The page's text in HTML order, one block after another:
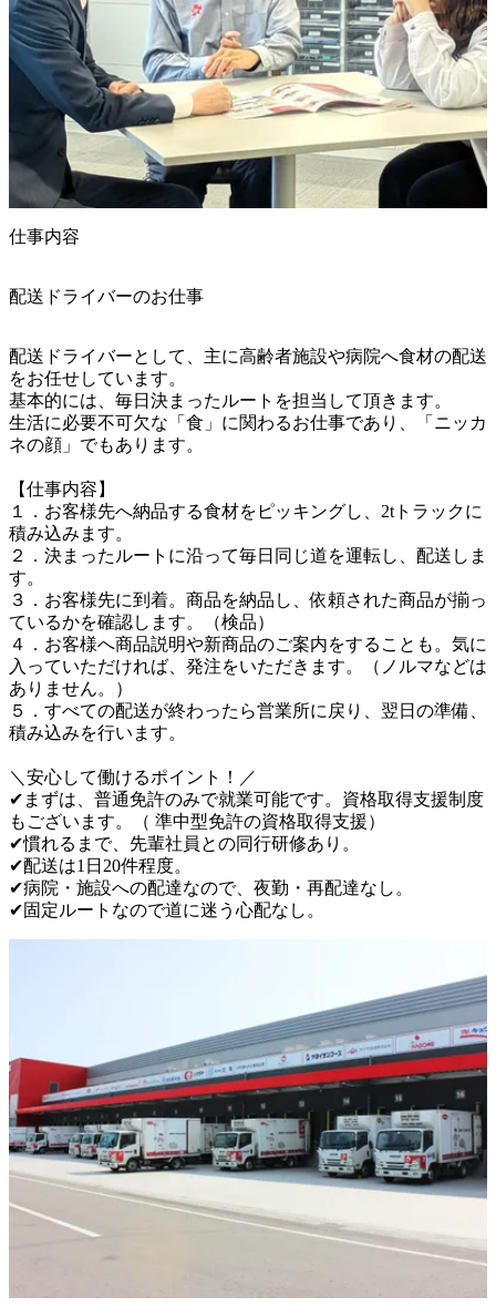
仕事内容
配送ドライバーのお仕事
配送ドライバーとして、主に高齢者施設や病院へ食材の配送
をお任せしています。
基本的には、毎日決まったルートを担当して頂きます。
生活に必要不可欠な「食」に関わるお仕事であり、「ニッカ
ネの顔」でもあります。
【仕事内容】
１．お客様先へ納品する食材をピッキングし、2tトラックに
積み込みます。
２．決まったルートに沿って毎日同じ道を運転し、配送しま
す。
３．お客様先に到着。商品を納品し、依頼された商品が揃っ
ているかを確認します。（検品）
４．お客様へ商品説明や新商品のご案内をすることも。気に
入っていただければ、発注をいただきます。（ノルマなどは
ありません。）
５．すべての配送が終わったら営業所に戻り、翌日の準備、
積み込みを行います。
＼安心して働けるポイント！／
✔まずは、普通免許のみで就業可能です。資格取得支援制度
もございます。（ 準中型免許の資格取得支援）
✔慣れるまで、先輩社員との同行研修あり。
✔配送は1日20件程度。
✔病院・施設への配達なので、夜勤・再配達なし。
✔固定ルートなので道に迷う心配なし。